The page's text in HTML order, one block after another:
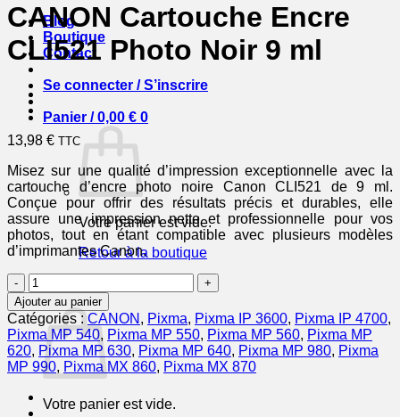
Blog
Boutique
Contact
Se connecter / S’inscrire
Panier /0,00 € 0
Votre panier est vide.
Retour à la boutique
Panier
Votre panier est vide.
CANON Cartouche Encre
CLI521 Photo Noir 9 ml
13,98 € TTC
Misez sur une qualité d’impression exceptionnelle avec la
cartouche d’encre photo noire Canon CLI521 de 9 ml.
Conçue pour offrir des résultats précis et durables, elle
assure une impression nette et professionnelle pour vos
photos, tout en étant compatible avec plusieurs modèles
d’imprimantes Canon.
quantité
de
CANON
Cartouche
Encre
CLI521
Photo
Noir
9
Ajouter au panier
Catégories : CANON , Pixma, Pixma IP 3600, Pixma IP 4700,
Pixma MP 540, Pixma MP 550, Pixma MP 560, Pixma MP
620, Pixma MP 630, Pixma MP 640, Pixma MP 980, Pixma
MP 990, Pixma MX 860, Pixma MX 870